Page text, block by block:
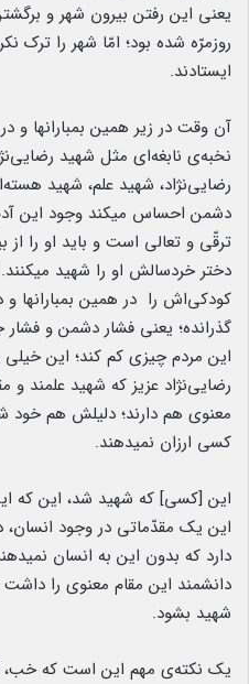
یعنی این رفتن بیرون شهر و
روزمرّه شده بود؛ امّا شهر را ترک
ایستادند.
آن وقت در زیر همین
رضایی‌نژاد، شهید علم، شهید
دشمن احساس میکند وجود این
ترقّی و تعالی است و باید او را
دختر خردسالش او را شهید
کودکی‌اش را در همین بمبارانها
گذرانده؛ یعنی فشار دشمن و فشار
این مردم چیزی کم کند؛ این
رضایی‌نژاد عزیز که شهید علمند و
معنوی هم دارند؛ دلیلش هم
کسی ارزان نمیدهند.
این [کسی] که شهید شد، این که
این یک مقدّماتی در وجود انسان،
دارد که بدون این به انسان
دانشمند این مقام معنوی را
شهید بشود.
یک نکته‌ی مهم این است که خب،